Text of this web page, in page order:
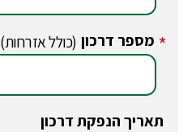
* מספר דרכון (כולל אזרחות)
תאריך הנפקת דרכון